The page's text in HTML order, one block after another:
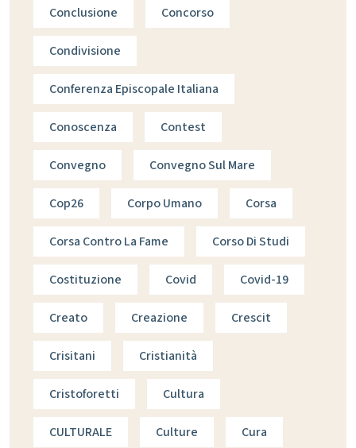
Conclusione Concorso
Condivisione
Conferenza Episcopale Italiana
Conoscenza Contest
Convegno Convegno Sul Mare
Cop26 Corpo Umano Corsa
Corsa Contro La Fame Corso Di Studi
Costituzione Covid Covid-19
Creato Creazione Crescit
Crisitani Cristianità
Cristoforetti Cultura
CULTURALE Culture Cura